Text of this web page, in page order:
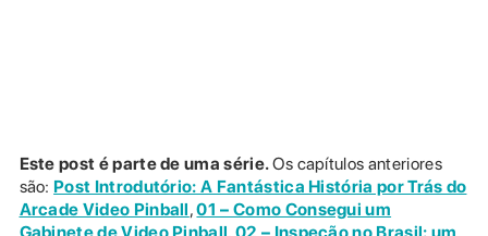
Este post é parte de uma série.Os capítulos anteriores
são: Post Introdutório: A Fantástica História por Trás do
Arcade Video Pinball,01 – Como Consegui um